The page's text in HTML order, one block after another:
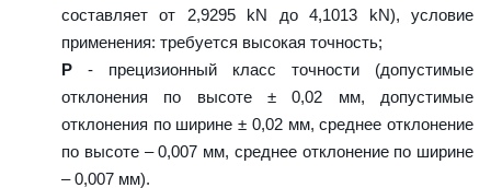
составляет от 2,9295 kN до 4,1013 kN), условие
применения: требуется высокая точность;
P - прецизионный класс точности (допустимые
отклонения по высоте ± 0,02 мм, допустимые
отклонения по ширине ± 0,02 мм, среднее отклонение
по высоте – 0,007 мм, среднее отклонение по ширине
– 0,007 мм).